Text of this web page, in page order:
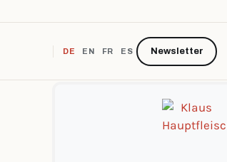
DE EN FR ES Newsletter